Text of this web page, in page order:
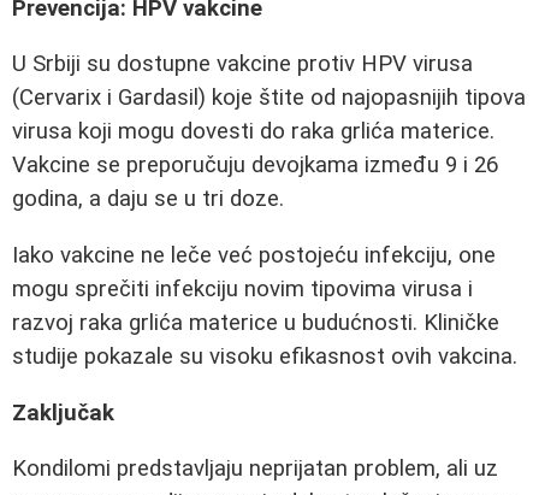
Prevencija: HPV vakcine
U Srbiji su dostupne vakcine protiv HPV virusa
(Cervarix i Gardasil) koje štite od najopasnijih tipova
virusa koji mogu dovesti do raka grlića materice.
Vakcine se preporučuju devojkama između 9 i 26
godina, a daju se u tri doze.
Iako vakcine ne leče već postojeću infekciju, one
mogu sprečiti infekciju novim tipovima virusa i
razvoj raka grlića materice u budućnosti. Kliničke
studije pokazale su visoku efikasnost ovih vakcina.
Zaključak
Kondilomi predstavljaju neprijatan problem, ali uz